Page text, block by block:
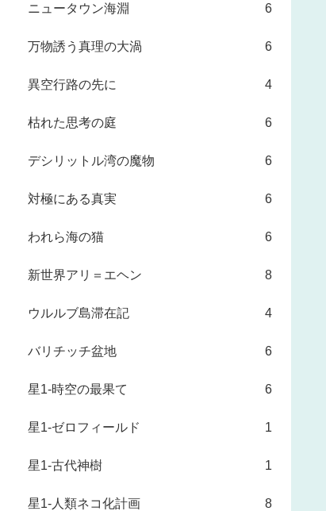
ニュータウン海淵 6
万物誘う真理の大渦 6
異空行路の先に 4
枯れた思考の庭 6
デシリットル湾の魔物 6
対極にある真実 6
われら海の猫 6
新世界アリ＝エヘン 8
ウルルブ島滞在記 4
バリチッチ盆地 6
星1-時空の最果て 6
星1-ゼロフィールド 1
星1-古代神樹 1
星1-人類ネコ化計画 8